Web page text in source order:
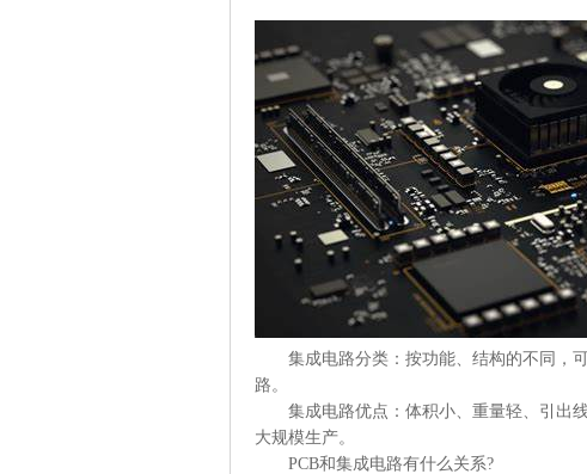
集成电路分类：按功能、结构的不同，可
路。
集成电路优点：体积小、重量轻、引出线
大规模生产。
PCB和集成电路有什么关系?